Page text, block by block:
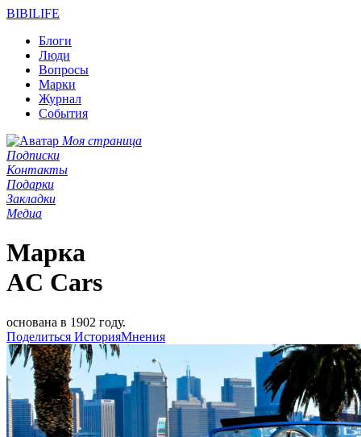
BIBILIFE
Блоги
Люди
Вопросы
Марки
Журнал
События
Моя страница
Подписки
Контакты
Подарки
Закладки
Медиа
Марка
AC Cars
основана в 1902 году.
Поделиться ИсторияМнения